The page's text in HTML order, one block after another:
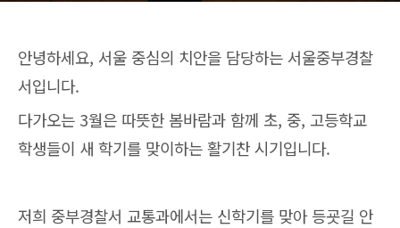
안녕하세요, 서울 중심의 치안을 담당하는 서울중부경찰
서입니다.
다가오는 3월은 따뜻한 봄바람과 함께 초, 중, 고등학교
학생들이 새 학기를 맞이하는 활기찬 시기입니다.
저희 중부경찰서 교통과에서는 신학기를 맞아 등굣길 안